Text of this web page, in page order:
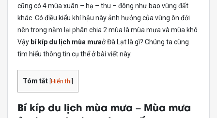
cũng có 4 mùa xuân – hạ – thu – đông như bao vùng đất
khác. Có điều kiểu khí hậu này ảnh hưởng của vùng ôn đới
nên trong năm lại phân chia 2 mùa là mùa mưa và mùa khô.
Vậy bí kíp du lịch mùa mưaở Đà Lạt là gì? Chúng ta cùng
tìm hiểu thông tin cụ thể ở bài viết này.
Tóm tắt Hiển thị
Bí kíp du lịch mùa mưa – Mùa mưa